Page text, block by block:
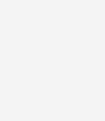
Highlights: